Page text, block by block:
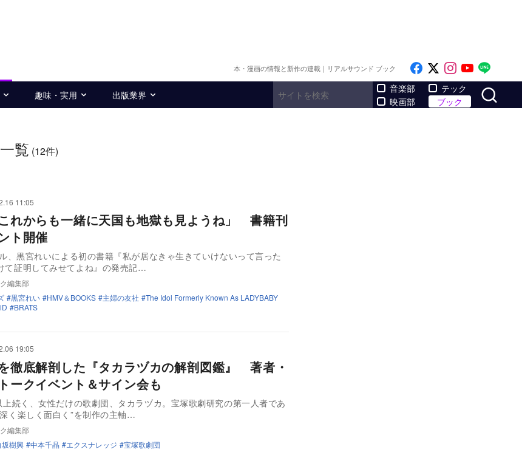
本・漫画の情報と新作の連載｜リアルサウンド ブック Like on Facebook
Follow on x
Follow on
Follow
趣味・実用 出版業界
音楽部
映画部
テック
ブック
覧 (12件)
11:05
れからも一緒に天国も地獄も見ようね」 書籍刊
ト開催
、黒宮れいによる初の書籍『私が居なきゃ生きていけないって言った
て証明してみせてよね』の発売記…
編集部
黒宮れい HMV＆BOOKS 主婦の友社
The Idol Formerly Known As LADYBABY
BRATS
19:05
徹底解剖した『タカラヅカの解剖図鑑』 著者・
ークイベント＆サイン会も
続く、女性だけの歌劇団、タカラヅカ。宝塚歌劇研究の第一人者であ
く楽しく面白く”を制作の主軸…
編集部
坂樹興 中本千晶 エクスナレッジ 宝塚歌劇団